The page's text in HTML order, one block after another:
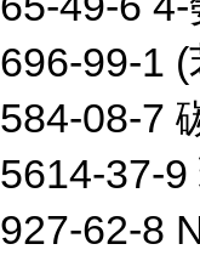
696-99-1
584-08-7
5614-37-9
927-62-8